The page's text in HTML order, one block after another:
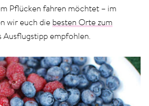
Pflücken fahren möchtet – im
wir euch die besten Orte zum
Ausflugstipp empfohlen.